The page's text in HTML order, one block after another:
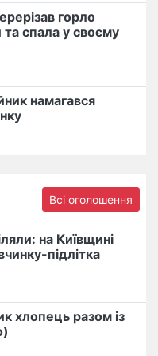
горло
та спала у своєму
намагався
Всі оголошення
на Київщині
підлітка
хлопець разом із